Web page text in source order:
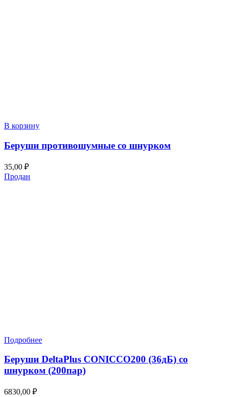
В корзину
Беруши противошумные со шнурком
35,00 ₽
Продан
Подробнее
Беруши DeltaPlus CONICCO200 (36дБ) со
шнурком (200пар)
6830,00 ₽